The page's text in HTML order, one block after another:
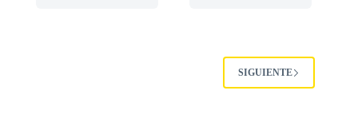
SIGUIENTE